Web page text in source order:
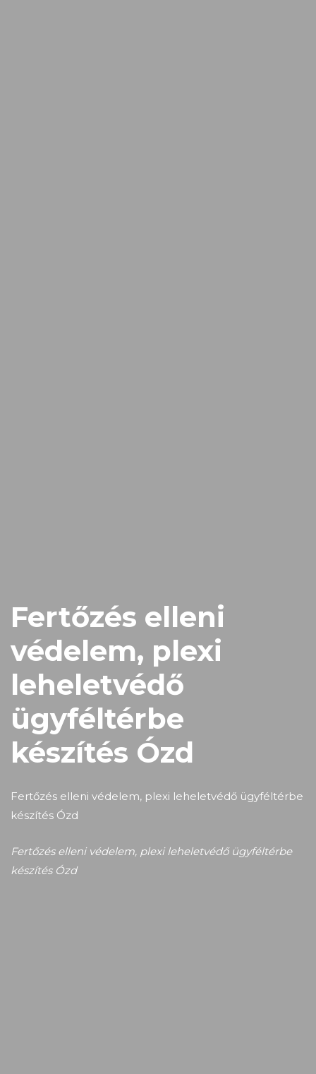
Fertőzés elleni
védelem, plexi
leheletvédő
ügyféltérbe
készítés Ózd
Fertőzés elleni védelem, plexi leheletvédő ügyféltérbe
készítés Ózd
Fertőzés elleni védelem, plexi leheletvédő ügyféltérbe
készítés Ózd